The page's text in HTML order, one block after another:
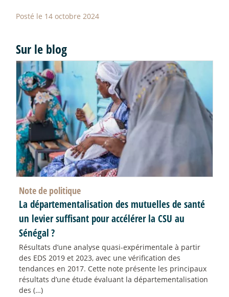
Posté le 14 octobre 2024
Sur le blog
Note de politique
La départementalisation des mutuelles de santé
un levier suffisant pour accélérer la CSU au
Sénégal?
Résultats d’une analyse quasi-expérimentale à partir
des EDS 2019 et 2023, avec une vérification des
tendances en 2017. Cette note présente les principaux
résultats d’une étude évaluant la départementalisation
des (…)